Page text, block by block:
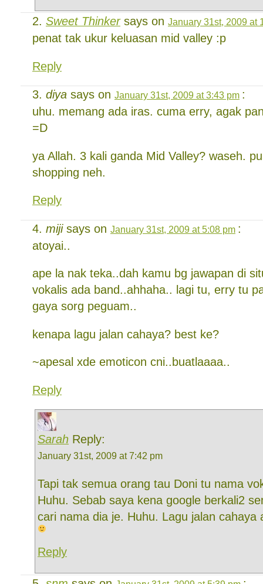
Sweet Thinkersays on January 31st, 2009 at
penat tak ukur keluasan mid valley :p
Reply
diya says on January 31st, 2009 at 3:43 pm :
uhu. memang ada iras. cuma erry, agak
=D
ya Allah. 3 kali ganda Mid Valley? waseh.
shopping neh.
Reply
mijisays on January 31st, 2009 at 5:08 pm :
atoyai..
ape la nak teka..dah kamu bg jawapan di
vokalis ada band..ahhaha.. lagi tu, erry tu
gaya sorg peguam..
kenapa lagu jalan cahaya? best ke?
~apesal xde emoticon cni..buatlaaaa..
Reply
Sarah Reply:
January 31st, 2009 at 7:42 pm
Tapi tak semua orang tau Doni tu nama
Huhu. Sebab saya kena google berkali2
cari nama dia je. Huhu. Lagu jalan cahaya
Reply